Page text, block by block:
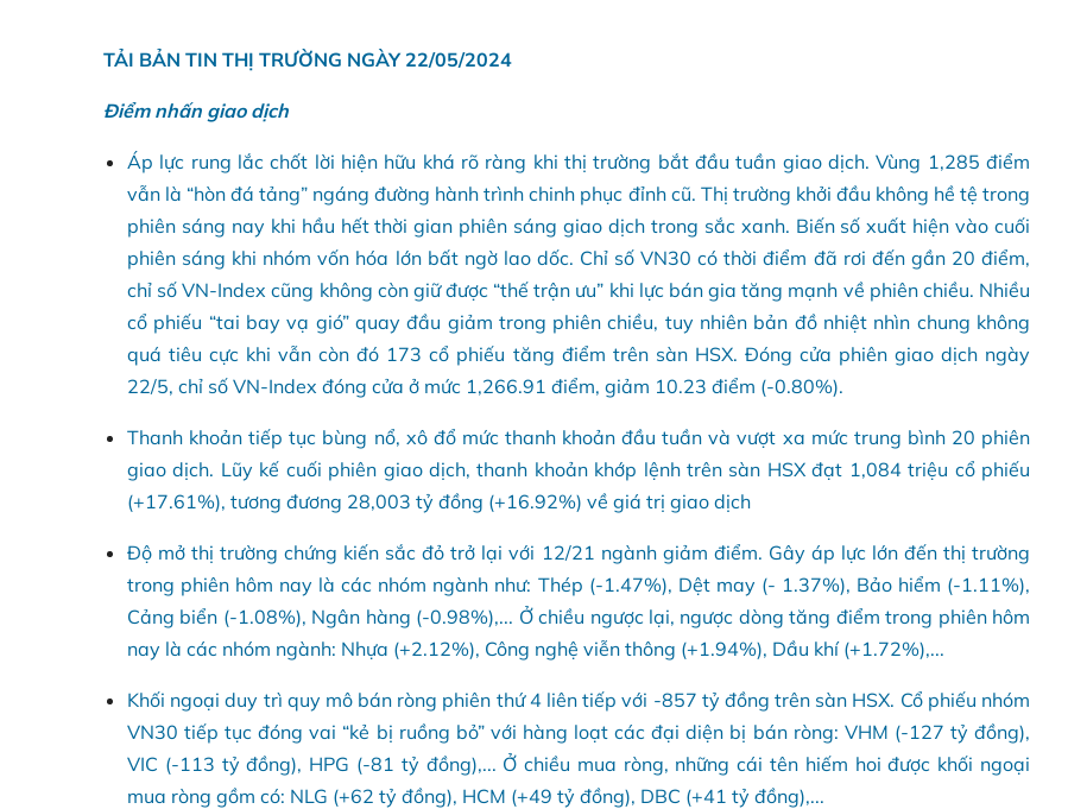
TẢI BẢN TIN THỊ TRƯỜNG NGÀY 22/05/2024
Điểm nhấn giao dịch
Áp lực rung lắc chốt lời hiện hữu khá rõ ràng khi thị trường bắt đầu tuần giao dịch. Vùng 1,285 điểm
vẫn là “hòn đá tảng” ngáng đường hành trình chinh phục đỉnh cũ. Thị trường khởi đầu không hề tệ trong
phiên sáng nay khi hầu hết thời gian phiên sáng giao dịch trong sắc xanh. Biến số xuất hiện vào cuối
phiên sáng khi nhóm vốn hóa lớn bất ngờ lao dốc. Chỉ số VN30 có thời điểm đã rơi đến gần 20 điểm,
chỉ số VN-Index cũng không còn giữ được “thế trận ưu” khi lực bán gia tăng mạnh về phiên chiều. Nhiều
cổ phiếu “tai bay vạ gió” quay đầu giảm trong phiên chiều, tuy nhiên bản đồ nhiệt nhìn chung không
quá tiêu cực khi vẫn còn đó 173 cổ phiếu tăng điểm trên sàn HSX. Đóng cửa phiên giao dịch ngày
22/5, chỉ số VN-Index đóng cửa ở mức 1,266.91 điểm, giảm 10.23 điểm (-0.80%).
Thanh khoản tiếp tục bùng nổ, xô đổ mức thanh khoản đầu tuần và vượt xa mức trung bình 20 phiên
giao dịch. Lũy kế cuối phiên giao dịch, thanh khoản khớp lệnh trên sàn HSX đạt 1,084 triệu cổ phiếu
(+17.61%), tương đương 28,003 tỷ đồng (+16.92%) về giá trị giao dịch
Độ mở thị trường chứng kiến sắc đỏ trở lại với 12/21 ngành giảm điểm. Gây áp lực lớn đến thị trường
trong phiên hôm nay là các nhóm ngành như: Thép (-1.47%), Dệt may (- 1.37%), Bảo hiểm (-1.11%),
Cảng biển (-1.08%), Ngân hàng (-0.98%),... Ở chiều ngược lại, ngược dòng tăng điểm trong phiên hôm
nay là các nhóm ngành: Nhựa (+2.12%), Công nghệ viễn thông (+1.94%), Dầu khí (+1.72%),...
Khối ngoại duy trì quy mô bán ròng phiên thứ 4 liên tiếp với -857 tỷ đồng trên sàn HSX. Cổ phiếu nhóm
VN30 tiếp tục đóng vai “kẻ bị ruồng bỏ” với hàng loạt các đại diện bị bán ròng: VHM (-127 tỷ đồng),
VIC (-113 tỷ đồng), HPG (-81 tỷ đồng),... Ở chiều mua ròng, những cái tên hiếm hoi được khối ngoại
mua ròng gồm có: NLG (+62 tỷ đồng), HCM (+49 tỷ đồng), DBC (+41 tỷ đồng),...